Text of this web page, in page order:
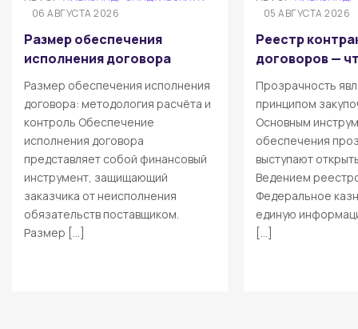
06 АВГУСТА 2026
Размер обеспечения
исполнения договора
Размер обеспечения исполнения
договора: методология расчёта и
контроль Обеспечение
исполнения договора
представляет собой финансовый
инструмент, защищающий
заказчика от неисполнения
обязательств поставщиком.
Размер […]
05 АВГУСТА 2026
Реестр
договоров —
Прозрачность
принципом
Основным
обеспечения
выступают
Ведением
Федеральное
единую
[…]